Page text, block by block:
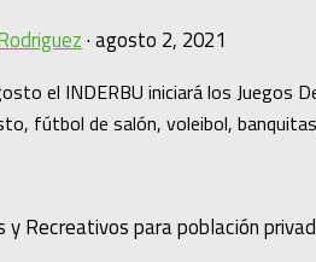
·agosto 2, 2021
el INDERBU iniciará los Juegos
fútbol de salón, voleibol,
y Recreativos para población